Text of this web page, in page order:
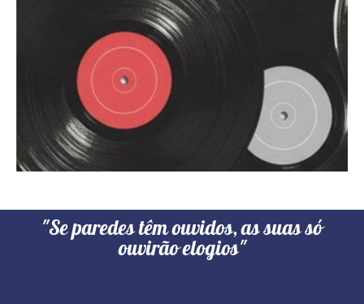
"Se paredes têm ouvidos, as suas só
ouvirão elogios"